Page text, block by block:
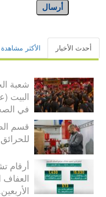
أرسال
أحدث الأخبار الأكثر مشاهدة
شعبة
البيت
في
قسم
أرقام